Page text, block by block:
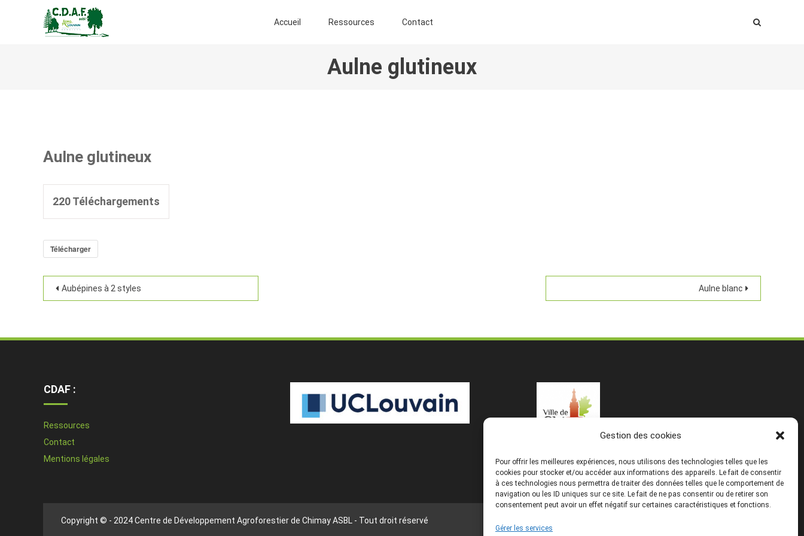
Gestion des cookies
Pour offrir les meilleures expériences, nous utilisons des technologies telles que les
cookies pour stocker et/ou accéder aux informations des appareils. Le fait de consentir
à ces technologies nous permettra de traiter des données telles que le comportement de
navigation ou les ID uniques sur ce site. Le fait de ne pas consentir ou de retirer son
consentement peut avoir un effet négatif sur certaines caractéristiques et fonctions.
Gérer les services
CENTRE DE DÉVELOPPEMENT AGROFORESTIER DE CHIMAY ASBL
Accueil Ressources Contact
Aulne glutineux
Aulne glutineux
220Téléchargements
Télécharger
Aubépines à 2 styles Aulne blanc
CDAF :
Ressources
Contact
Mentions légales
Copyright © - 2024 Centre de Développement Agroforestier de Chimay ASBL - Tout droit réservé